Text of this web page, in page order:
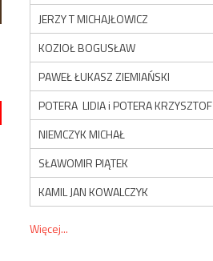
JERZY T MICHAJŁOWICZ
KOZIOŁ BOGUSŁAW
PAWEŁ ŁUKASZ ZIEMIAŃSKI
POTERA LIDIA i POTERA KRZYSZTOF
NIEMCZYK MICHAŁ
SŁAWOMIR PIĄTEK
KAMIL JAN KOWALCZYK
Więcej...